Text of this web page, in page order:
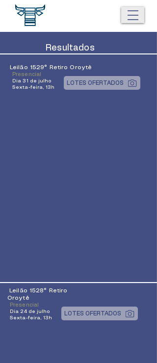
Resultados
Leilão 1529° Retiro Oroytê
Presencial
Dia 31 de julho
Sexta-feira, 13h
LOTES OFERTADOS
Leilão 1528° Retiro
Oroytê
Presencial
Dia 24 de julho
Sexta-feira, 13h
LOTES OFERTADOS